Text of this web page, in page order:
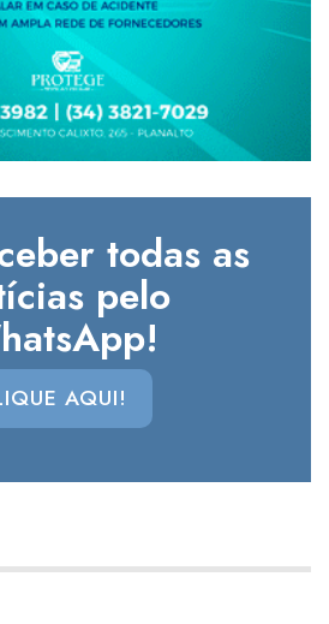
todas as
pelo
AQUI!